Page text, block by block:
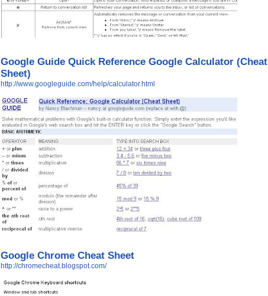
Google Guide Quick Reference Google Calculator (Cheat
Sheet)
http://www.googleguide.com/help/calculator.html
Google Chrome Cheat Sheet
http://chromecheat.blogspot.com/